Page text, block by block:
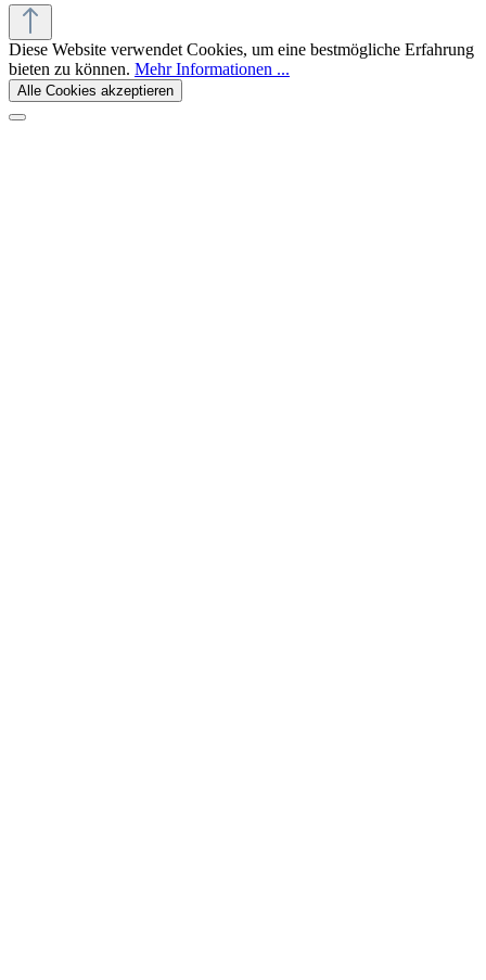
Diese Website verwendet Cookies, um eine bestmögliche Erfahrung
bieten zu können. Mehr Informationen ...
Alle Cookies akzeptieren